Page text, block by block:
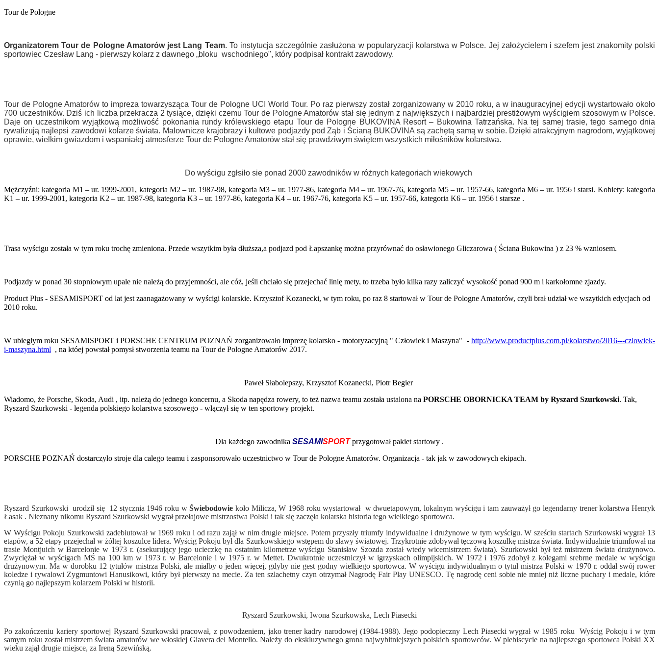
Tour de Pologne
Organizatorem Tour de Pologne Amatorów jest Lang Team. To instytucja szczególnie zasłużona w popularyzacji kolarstwa w Polsce. Jej założycielem i szefem jest znakomity polski
sportowiec Czesław Lang - pierwszy kolarz z dawnego „bloku wschodniego", który podpisał kontrakt zawodowy.
Tour de Pologne Amatorów to impreza towarzysząca Tour de Pologne UCI World Tour. Po raz pierwszy został zorganizowany w 2010 roku, a w inauguracyjnej edycji wystartowało około
700 uczestników. Dziś ich liczba przekracza 2 tysiące, dzięki czemu Tour de Pologne Amatorów stał się jednym z największych i najbardziej prestiżowym wyścigiem szosowym w Polsce.
Daje on uczestnikom wyjątkową możliwość pokonania rundy królewskiego etapu Tour de Pologne BUKOVINA Resort – Bukowina Tatrzańska. Na tej samej trasie, tego samego dnia
rywalizują najlepsi zawodowi kolarze świata. Malownicze krajobrazy i kultowe podjazdy pod Ząb i Ścianą BUKOVINA są zachętą samą w sobie. Dzięki atrakcyjnym nagrodom, wyjątkowej
oprawie, wielkim gwiazdom i wspaniałej atmosferze Tour de Pologne Amatorów stał się prawdziwym świętem wszystkich miłośników kolarstwa.
Do wyścigu zgłsiło sie ponad 2000 zawodników w różnych kategoriach wiekowych
Mężczyźni: kategoria M1 – ur. 1999-2001, kategoria M2 – ur. 1987-98, kategoria M3 – ur. 1977-86, kategoria M4 – ur. 1967-76, kategoria M5 – ur. 1957-66, kategoria M6 – ur. 1956 i starsi. Kobiety: kategoria
K1 – ur. 1999-2001, kategoria K2 – ur. 1987-98, kategoria K3 – ur. 1977-86, kategoria K4 – ur. 1967-76, kategoria K5 – ur. 1957-66, kategoria K6 – ur. 1956 i starsze .
Trasa wyścigu została w tym roku trochę zmieniona. Przede wszytkim była dłuższa,a podjazd pod Łapszankę można przyrównać do osławionego Gliczarowa ( Ściana Bukowina ) z 23 % wzniosem.
Podjazdy w ponad 30 stopniowym upale nie należą do przyjemności, ale cóż, jeśli chciało się przejechać linię mety, to trzeba było kilka razy zaliczyć wysokość ponad 900 m i karkołomne zjazdy.
Product Plus - SESAMISPORT od lat jest zaanagażowany w wyścigi kolarskie. Krzysztof Kozanecki, w tym roku, po raz 8 startował w Tour de Pologne Amatorów, czyli brał udział we wszytkich edycjach od
2010 roku.
W ubieglym roku SESAMISPORT i PORSCHE CENTRUM POZNAŃ zorganizowało imprezę kolarsko - motoryzacyjną " Człowiek i Maszyna" - http://www.productplus.com.pl/kolarstwo/2016---czlowiek-
i-maszyna.html , na któej powstał pomysł stworzenia teamu na Tour de Pologne Amatorów 2017.
Paweł Słabolepszy, Krzysztof Kozanecki, Piotr Begier
Wiadomo, że Porsche, Skoda, Audi , itp. należą do jednego koncernu, a Skoda napędza rowery, to też nazwa teamu została ustalona na PORSCHE OBORNICKA TEAM by Ryszard Szurkowski. Tak,
Ryszard Szurkowski - legenda polskiego kolarstwa szosowego - włączył się w ten sportowy projekt.
Dla każdego zawodnika SESAMISPORTprzygotował pakiet startowy .
PORSCHE POZNAŃ dostarczyło stroje dla calego teamu i zasponsorowało uczestnictwo w Tour de Pologne Amatorów. Organizacja - tak jak w zawodowych ekipach.
Ryszard Szurkowski urodził się 12 stycznia 1946 roku wŚwiebodowie koło Milicza, W 1968 roku wystartował w dwuetapowym, lokalnym wyścigu i tam zauważył go legendarny trener kolarstwa Henryk
Łasak . Nieznany nikomu Ryszard Szurkowski wygrał przełajowe mistrzostwa Polski i tak się zaczęła kolarska historia tego wielkiego sportowca.
W Wyścigu Pokoju Szurkowski zadebiutował w 1969 roku i od razu zajął w nim drugie miejsce. Potem przyszły triumfy indywidualne i drużynowe w tym wyścigu. W sześciu startach Szurkowski wygrał 13
etapów, a 52 etapy przejechał w żółtej koszulce lidera.Wyścig Pokoju był dla Szurkowskiego wstępem do sławy światowej. Trzykrotnie zdobywał tęczową koszulkę mistrza świata. Indywidualnie triumfował na
trasie Montjuich w Barcelonie w 1973 r. (asekurujący jego ucieczkę na ostatnim kilometrze wyścigu Stanisław Szozda został wtedy wicemistrzem świata). Szurkowski był też mistrzem świata drużynowo.
Zwyciężał w wyścigach MŚ na 100 km w 1973 r. w Barcelonie i w 1975 r. w Mettet. Dwukrotnie uczestniczył w igrzyskach olimpijskich. W 1972 i 1976 zdobył z kolegami srebrne medale w wyścigu
drużynowym.Ma w dorobku 12 tytułów mistrza Polski, ale miałby o jeden więcej, gdyby nie gest godny wielkiego sportowca. W wyścigu indywidualnym o tytuł mistrza Polski w 1970 r. oddał swój rower
koledze i rywalowi Zygmuntowi Hanusikowi, który był pierwszy na mecie. Za ten szlachetny czyn otrzymał Nagrodę Fair Play UNESCO. Tę nagrodę ceni sobie nie mniej niż liczne puchary i medale, które
czynią go najlepszym kolarzem Polski w historii.
Ryszard Szurkowski, Iwona Szurkowska, Lech Piasecki
Po zakończeniu kariery sportowej Ryszard Szurkowski pracował, z powodzeniem, jako trener kadry narodowej (1984-1988). Jego podopieczny Lech Piasecki wygrał w 1985 roku Wyścig Pokoju i w tym
samym roku został mistrzem świata amatorów we włoskiej Giavera del Montello.Należy do ekskluzywnego grona najwybitniejszych polskich sportowców. W plebiscycie na najlepszego sportowca Polski XX
wieku zajął drugie miejsce, za Ireną Szewińską.